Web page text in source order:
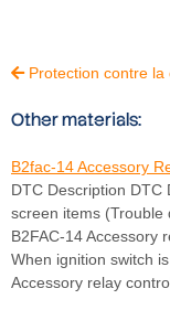
Protection contre la
Other materials:
B2fac-14 Accessory
DTC Description DTC
screen items (Trouble
B2FAC-14 Accessory
When ignition switch
Accessory relay control